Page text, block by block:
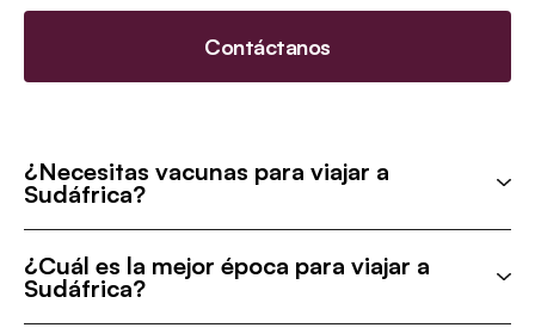
Contáctanos
¿Necesitas vacunas para viajar a
Sudáfrica?
¿Cuál es la mejor época para viajar a
Sudáfrica?